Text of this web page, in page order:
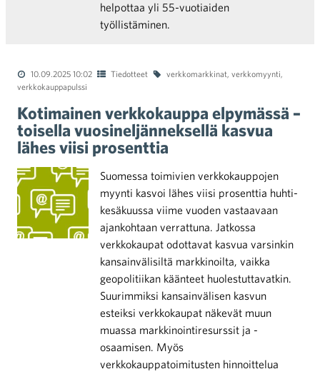
helpottaa yli 55-vuotiaiden
työllistäminen.
10.09.2025 10:02 Tiedotteet verkkomarkkinat, verkkomyynti,
verkkokauppapulssi
Kotimainen verkkokauppa elpymässä –
toisella vuosineljänneksellä kasvua
lähes viisi prosenttia
Suomessa toimivien verkkokauppojen
myynti kasvoi lähes viisi prosenttia huhti-
kesäkuussa viime vuoden vastaavaan
ajankohtaan verrattuna. Jatkossa
verkkokaupat odottavat kasvua varsinkin
kansainvälisiltä markkinoilta, vaikka
geopolitiikan käänteet huolestuttavatkin.
Suurimmiksi kansainvälisen kasvun
esteiksi verkkokaupat näkevät muun
muassa markkinointiresurssit ja -
osaamisen. Myös
verkkokauppatoimitusten hinnoittelua